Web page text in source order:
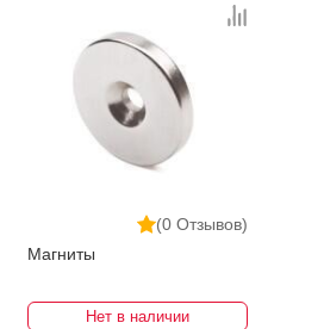
это дополняет лучшая по
Магниты от ikarvon.uz — это
диапазон цен. Причем здесь
оптимальная цена для каждой
Магниты.
(0 Отзывов)
Магниты
Нет в наличии